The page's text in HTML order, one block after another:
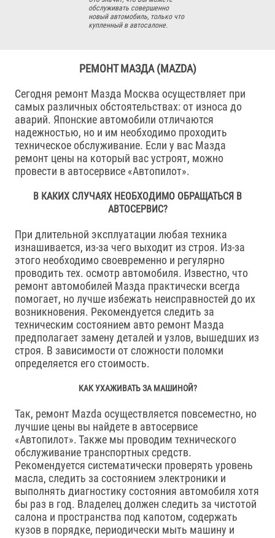
обслуживать совершенно
новый автомобиль, только что
купленный в автосалоне.
РЕМОНТ МАЗДА (MAZDA)
Сегодня ремонт Мазда Москва осуществляет при
самых различных обстоятельствах: от износа до
аварий. Японские автомобили отличаются
надежностью, но и им необходимо проходить
техническое обслуживание. Если у вас Мазда
ремонт цены на который вас устроят, можно
провести в автосервисе «Автопилот».
В КАКИХ СЛУЧАЯХ НЕОБХОДИМО ОБРАЩАТЬСЯ В
АВТОСЕРВИС?
При длительной эксплуатации любая техника
изнашивается, из-за чего выходит из строя. Из-за
этого необходимо своевременно и регулярно
проводить тех. осмотр автомобиля. Известно, что
ремонт автомобилей Мазда практически всегда
помогает, но лучше избежать неисправностей до их
возникновения. Рекомендуется следить за
техническим состоянием авто ремонт Мазда
предполагает замену деталей и узлов, вышедших из
строя. В зависимости от сложности поломки
определяется его стоимость.
КАК УХАЖИВАТЬ ЗА МАШИНОЙ?
Так, ремонт Mazda осуществляется повсеместно, но
лучшие цены вы найдете в автосервисе
«Автопилот». Также мы проводим технического
обслуживание транспортных средств.
Рекомендуется систематически проверять уровень
масла, следить за состоянием электроники и
выполнять диагностику состояния автомобиля хотя
бы раз в год. Владелец должен следить за чистотой
салона и пространства под капотом, содержать
кузов в порядке, периодически мыть машину и